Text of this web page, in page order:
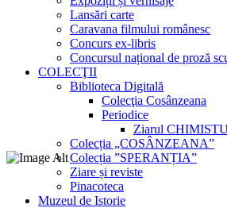
Lansări carte
Caravana filmului românesc
Concurs ex-libris
Concursul național de proză
COLECŢII
Biblioteca Digitală
Colecţia Cosânzeana
Periodice
Ziarul
Colecția „COSÂNZEANA”
Colecția ”SPERANȚIA”
Ziare și reviste
Pinacoteca
Muzeul de Istorie